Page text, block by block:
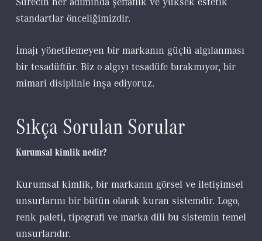
standartlar önceliğimizdir.
İmajı yönetilemeyen bir markanın güçlü algılanması
bir tesadüftür. Biz o algıyı tesadüfe bırakmıyor, bir
mimari disiplinle inşa ediyoruz.
Sıkça Sorulan Sorular
Kurumsal kimlik nedir?
Kurumsal kimlik, bir markanın görsel ve iletişimsel
unsurlarını bir bütün olarak kuran sistemdir. Logo,
renk paleti, tipografi ve marka dili bu sistemin temel
unsurlarıdır.